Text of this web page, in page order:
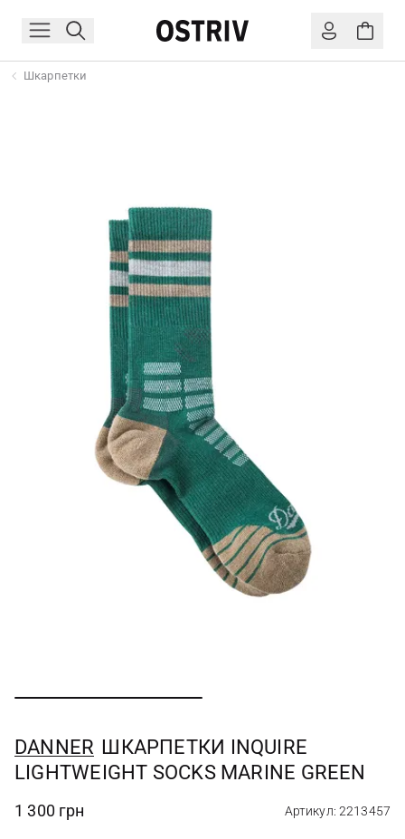
Шкарпетки
DANNER ШКАРПЕТКИ INQUIRE
LIGHTWEIGHT SOCKS MARINE GREEN
1 300 грн Артикул: 2213457